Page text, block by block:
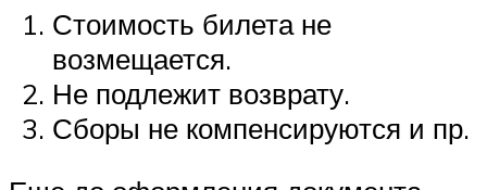
Стоимость билета не
возмещается.
Не подлежит возврату.
Сборы не компенсируются и пр.